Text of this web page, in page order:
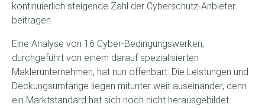
kontinuierlich steigende Zahl der Cyberschutz-Anbieter
beitragen.
Eine Analyse von 16 Cyber-Bedingungswerken,
durchgeführt von einem darauf spezialisierten
Maklerunternehmen, hat nun offenbart: Die Leistungen und
Deckungsumfänge liegen mitunter weit auseinander, denn
ein Marktstandard hat sich noch nicht herausgebildet.